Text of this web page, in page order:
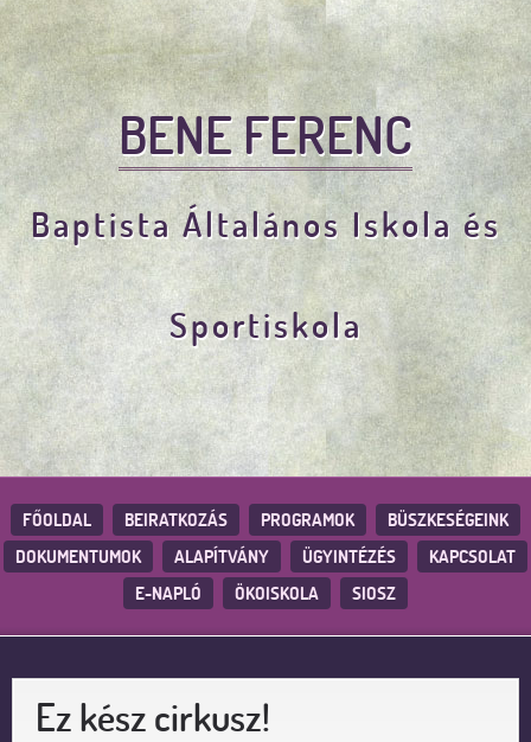
BENE FERENC
Baptista Általános Iskola és
Sportiskola
FŐOLDAL BEIRATKOZÁS PROGRAMOK
BÜSZKESÉGEINK
DOKUMENTUMOK
ALAPÍTVÁNY ÜGYINTÉZÉS
KAPCSOLAT
E-NAPLÓ
ÖKOISKOLA SIOSZ
Ez kész cirkusz!